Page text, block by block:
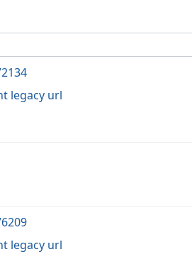
legacy url
legacy url